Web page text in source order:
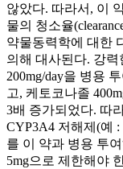
않았다. 따라서, 이
물의 청소율
약물동력학에 대한
의해 대사된다. 강
200mg/day을 병용
고, 케토코나졸
3배 증가되었다. 따
CYP3A4 저해제(예
를 이 약과 병용 투
5mg으로 제한해야